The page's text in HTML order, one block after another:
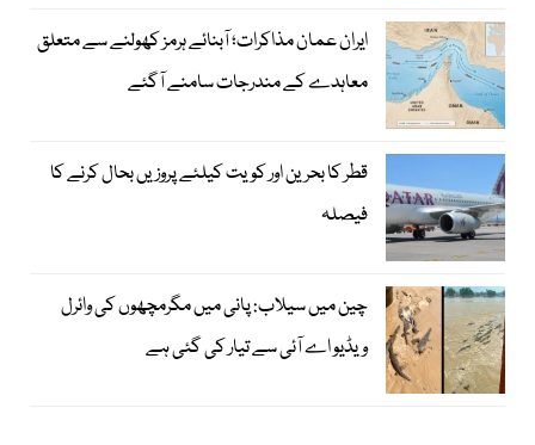
ایران عمان مذاکرات؛ آبنائے ہرمز کھولنے سے متعلق
معاہدے کے مندرجات سامنے آگئے
قطر کا بحرین اور کویت کیلئے پروزیں بحال کرنے کا
فیصلہ
چین میں سیلاب: پانی میں مگرمچھوں کی وائرل
ویڈیو اے آئی سے تیار کی گئی ہے